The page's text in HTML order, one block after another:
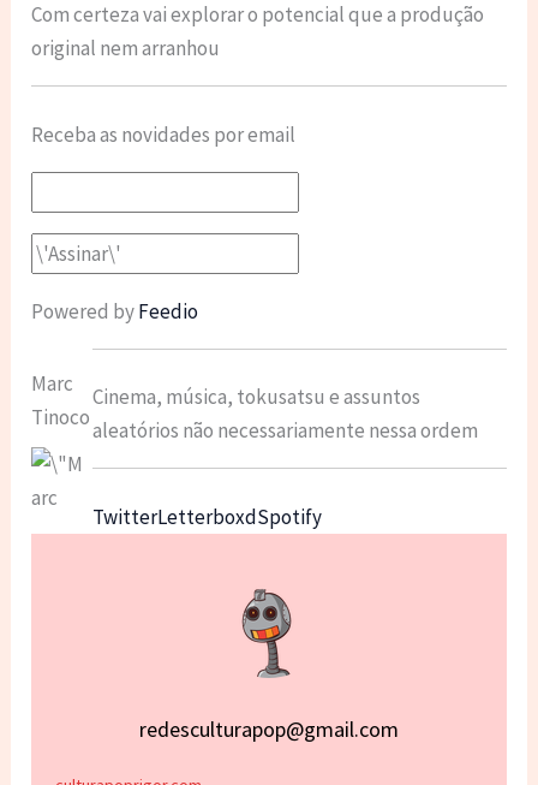
Com certeza vai explorar o potencial que a produção
original nem arranhou
Receba as novidades por email
Powered byFeedio
Marc
Tinoco
Cinema, música, tokusatsu e assuntos
aleatórios não necessariamente nessa ordem
TwitterLetterboxdSpotify
redesculturapop@gmail.com